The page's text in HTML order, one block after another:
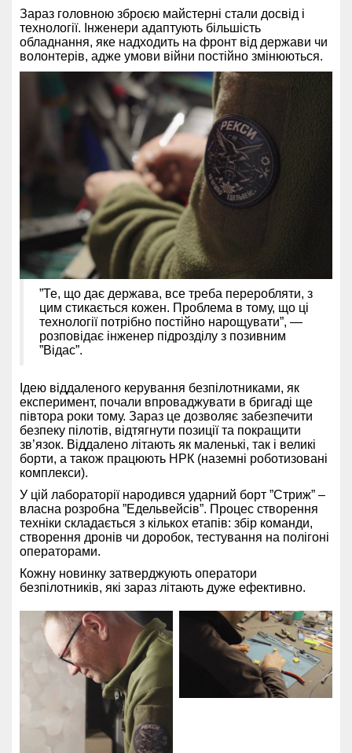
Зараз головною зброєю майстерні стали досвід і
технології. Інженери адаптують більшість
обладнання, яке надходить на фронт від держави чи
волонтерів, адже умови війни постійно змінюються.
”Те, що дає держава, все треба переробляти, з
цим стикається кожен. Проблема в тому, що ці
технології потрібно постійно нарощувати”, —
розповідає інженер підрозділу з позивним
”Відас”.
Ідею віддаленого керування безпілотниками, як
експеримент, почали впроваджувати в бригаді ще
півтора роки тому. Зараз це дозволяє забезпечити
безпеку пілотів, відтягнути позиції та покращити
зв’язок. Віддалено літають як маленькі, так і великі
борти, а також працюють НРК (наземні роботизовані
комплекси).
У цій лабораторії народився ударний борт ”Стриж” –
власна розробна ”Едельвейсів”. Процес створення
техніки складається з кількох етапів: збір команди,
створення дронів чи доробок, тестування на полігоні
операторами.
Кожну новинку затверджують оператори
безпілотників, які зараз літають дуже ефективно.